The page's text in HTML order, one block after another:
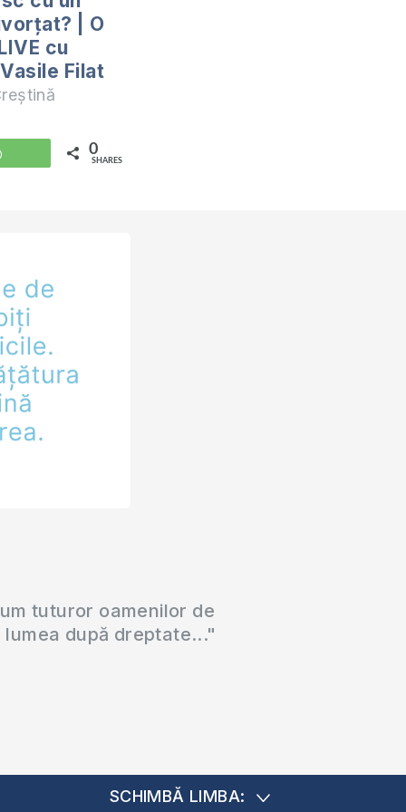
| O
cu
Filat
WhatsApp 0
SHARES
tuturor oamenilor de
după dreptate..."
SCHIMBĂ LIMBA: